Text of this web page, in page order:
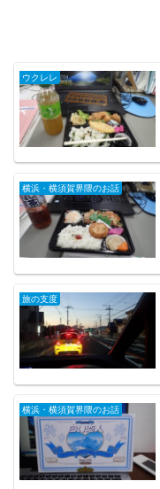
ウクレレ
横浜・横須賀界隈のお話
旅の支度
横浜・横須賀界隈のお話